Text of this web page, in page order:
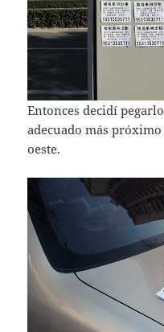
Entonces decidí
adecuado más
oeste.